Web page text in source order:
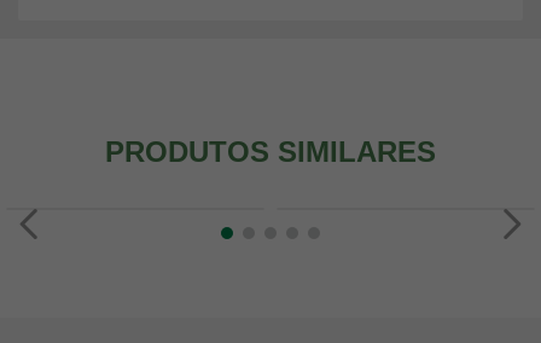
PRODUTOS SIMILARES